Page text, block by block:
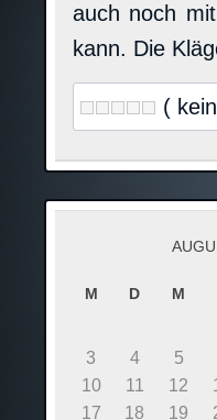
auch noch
kann. Die
(
M D M
3
4 5
10
11 12
17
18 19